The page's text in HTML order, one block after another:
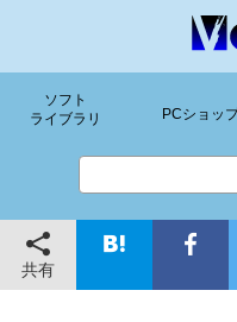
ソフト
ライブラリ
PCショッ
共有